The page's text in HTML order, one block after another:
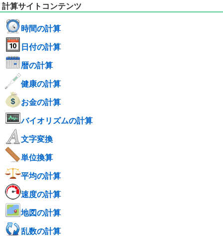
計算サイトコンテンツ
時間の計算
日付の計算
暦の計算
健康の計算
お金の計算
バイオリズムの計算
文字変換
単位換算
平均の計算
速度の計算
地図の計算
乱数の計算